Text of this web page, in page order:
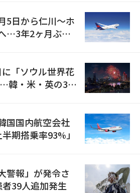
5日から仁川〜ホ
…3年2ヶ月ぶり
「ソウル世界花
韓・米・英の3カ
国国内航空会社
期搭乗率93%」
警報」が発令さ
39人追加発生